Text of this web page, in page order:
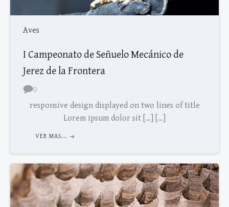
Aves
I Campeonato de Señuelo Mecánico de
Jerez de la Frontera
0
responsive design displayed on two lines of title
Lorem ipsum dolor sit […] […]
VER MAS...